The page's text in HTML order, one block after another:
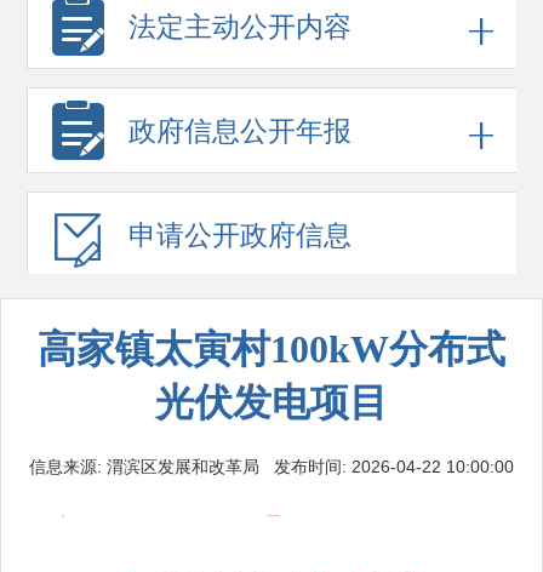
法定主动公开内容
政府信息公开年报
申请公开政府信息
高家镇太寅村100kW分布式
光伏发电项目
信息来源: 渭滨区发展和改革局 发布时间: 2026-04-22 10:00:00